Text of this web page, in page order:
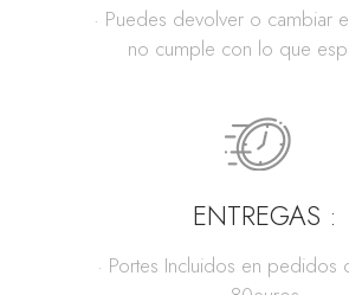
· Puedes devolver o cambiar
no cumple con lo que
ENTREGAS :
· Portes Incluidos en pedidos